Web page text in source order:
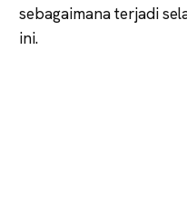
sebagaimana terjadi
ini.